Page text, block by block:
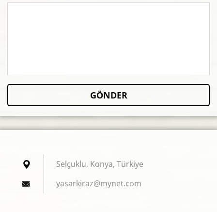
Selçuklu, Konya, Türkiye
yasarkiraz@mynet.com